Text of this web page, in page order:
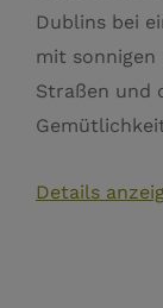
Dublins bei
mit sonnigen
Straßen und
Details